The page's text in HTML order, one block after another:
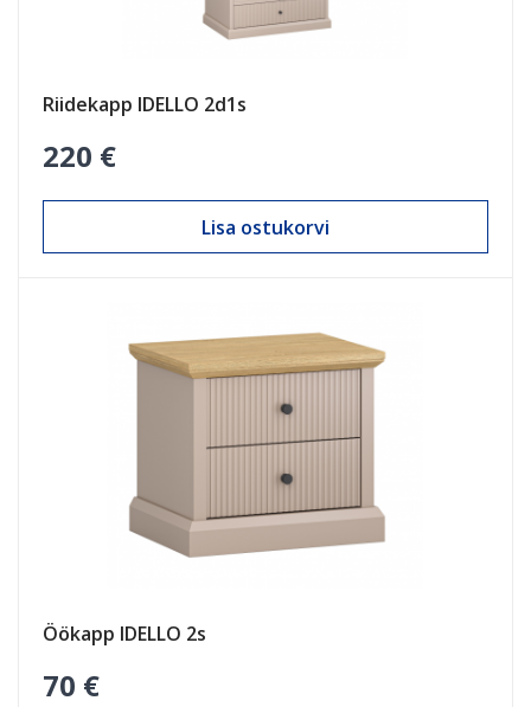
Riidekapp IDELLO 2d1s
220 €
Lisa ostukorvi
Öökapp IDELLO 2s
70 €